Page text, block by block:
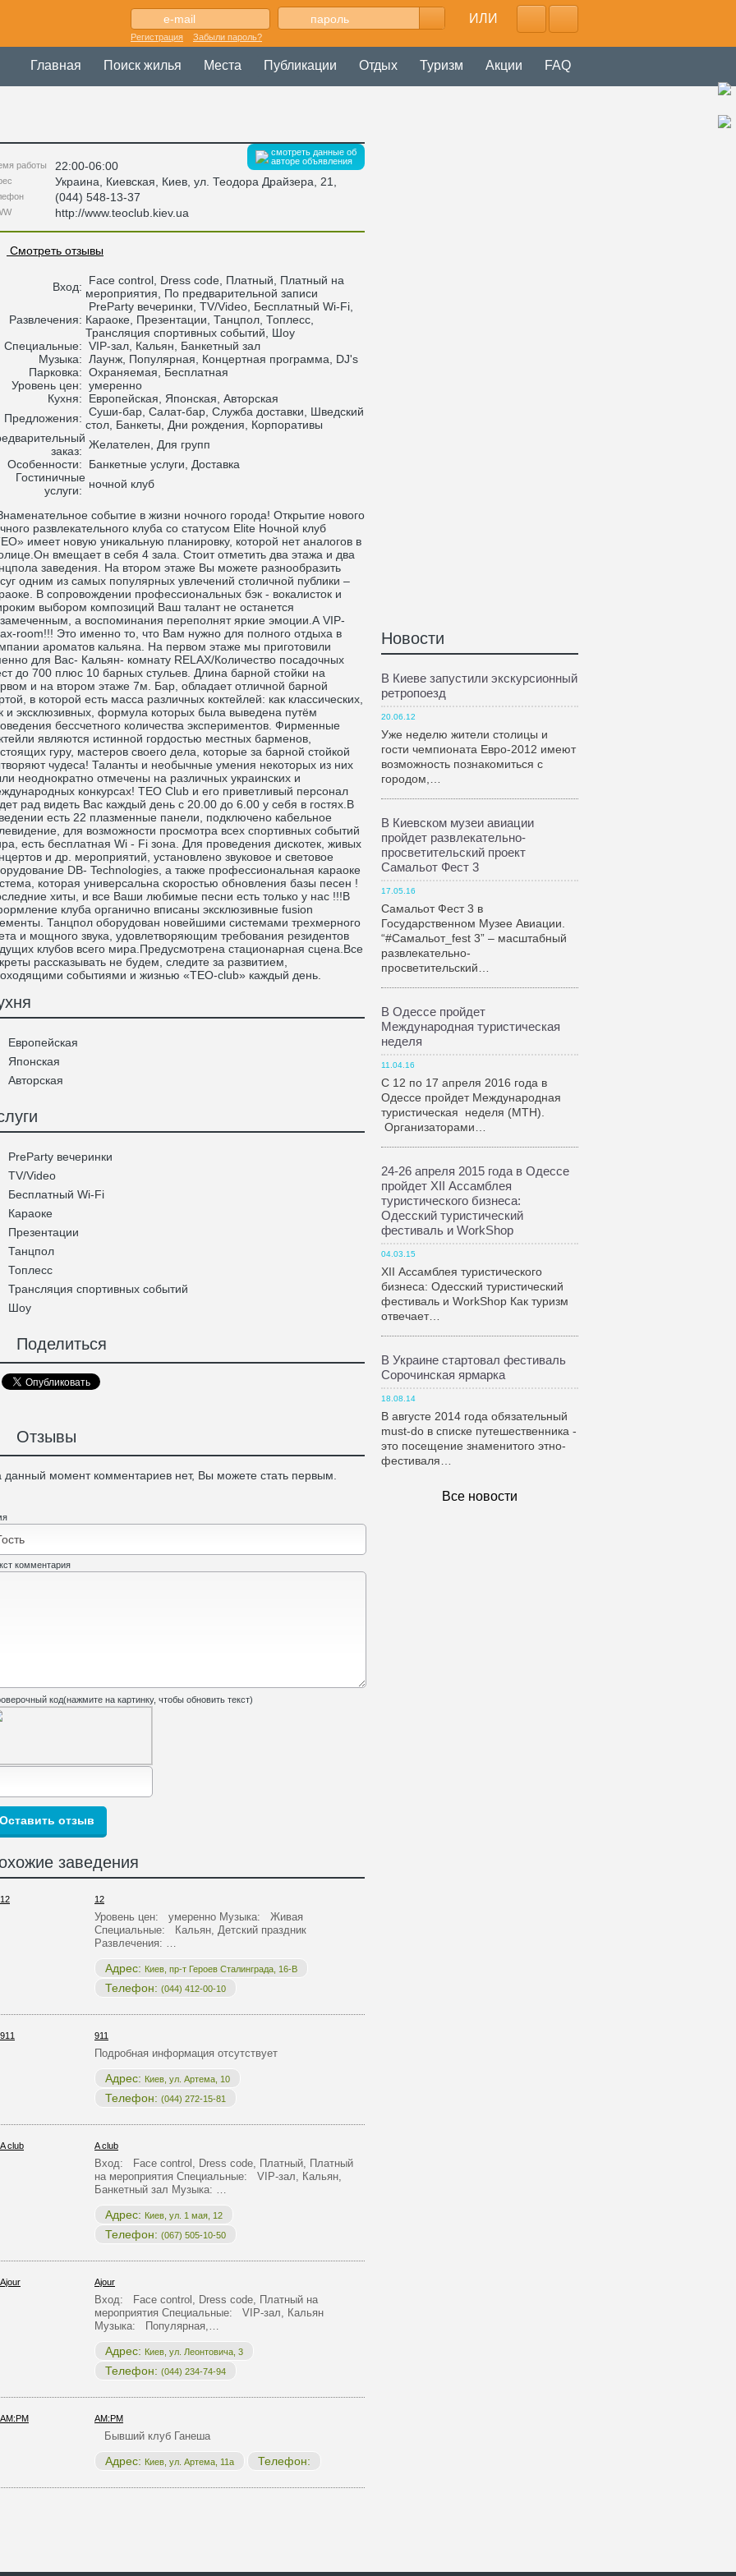
ИЛИ
Регистрация Забыли пароль?
Главная Поиск жилья Места Публикации Отдых Туризм Акции FAQ
смотреть данные об
авторе объявления
работы 22:00-06:00
Украина Киевская , Киев, ул. Теодора Драйзера, 21
(044) 548-13-37
http://www.teoclub.kiev.ua
Смотреть отзывы
Вход:
Face control, Dress code, Платный, Платный на
мероприятия, По предварительной записи
Развлечения:
PreParty вечеринки, TV/Video, Бесплатный Wi-Fi,
Караоке, Презентации, Танцпол, Топлесс,
Трансляция спортивных событий, Шоу
Специальные: VIP-зал, Кальян, Банкетный зал
Музыка:
Лаунж, Популярная, Концертная программа, DJ's
Парковка: Охраняемая, Бесплатная
Уровень цен: умеренно
Кухня:
Европейская, Японская, Авторская
Предложения: Суши-бар, Салат-бар, Служба доставки, Шведский
стол, Банкеты, Дни рождения, Корпоративы
заказ: Желателен, Для групп
Особенности:
Банкетные услуги, Доставка
Гостиничные
услуги:
ночной клуб
событие в жизни ночного города! Открытие нового
развлекательного клуба со статусом Elite Ночной клуб
имеет новую уникальную планировку, которой нет аналогов в
вмещает в себя 4 зала. Стоит отметить два этажа и два
заведения. На втором этаже Вы можете разнообразить
одним из самых популярных увлечений столичной публики –
В сопровождении профессиональных бэк - вокалисток и
выбором композиций Ваш талант не останется
а воспоминания переполнят яркие эмоции.А VIP-
room!!! Это именно то, что Вам нужно для полного отдыха в
ароматов кальяна. На первом этаже мы приготовили
для Вас- Кальян- комнату RELAX/Количество посадочных
до 700 плюс 10 барных стульев. Длина барной стойки на
и на втором этаже 7м. Бар, обладает отличной барной
в которой есть масса различных коктейлей: как классических,
и эксклюзивных, формула которых была выведена путём
бессчетного количества экспериментов. Фирменные
являются истинной гордостью местных барменов,
гуру, мастеров своего дела, которые за барной стойкой
чудеса! Таланты и необычные умения некоторых из них
неоднократно отмечены на различных украинских и
конкурсах! TEO Club и его приветливый персонал
рад видеть Вас каждый день с 20.00 до 6.00 у себя в гостях.В
есть 22 плазменные панели, подключено кабельное
для возможности просмотра всех спортивных событий
есть бесплатная Wi - Fi зона. Для проведения дискотек, живых
и др. мероприятий, установлено звуковое и световое
DB- Technologies, а также профессиональная караоке
которая универсальна скоростью обновления базы песен !
хиты, и все Ваши любимые песни есть только у нас !!!В
клуба органично вписаны эксклюзивные fusion
Танцпол оборудован новейшими системами трехмерного
и мощного звука, удовлетворяющим требования резидентов
клубов всего мира.Предусмотрена стационарная сцена.Все
рассказывать не будем, следите за развитием,
событиями и жизнью «TEO-club» каждый день.
Европейская
Японская
Авторская
PreParty вечеринки
TV/Video
Бесплатный Wi-Fi
Караоке
Презентации
Танцпол
Топлесс
Трансляция спортивных событий
Шоу
Поделиться
Отзывы
данный момент комментариев нет, Вы можете стать первым.
комментария
код(нажмите на картинку, чтобы обновить текст)
заведения
12
Уровень цен: умеренно Музыка: Живая
Специальные: Кальян, Детский праздник
Развлечения: …
Адрес: Киев, пр-т Героев Сталинграда, 16-В
Телефон: (044) 412-00-10
911
Подробная информация отсутствует
Адрес: Киев, ул. Артема, 10
Телефон: (044) 272-15-81
A club
Вход: Face control, Dress code, Платный, Платный
на мероприятия Специальные: VIP-зал, Кальян,
Банкетный зал Музыка: …
Адрес: Киев, ул. 1 мая, 12
Телефон: (067) 505-10-50
Ajour
Вход: Face control, Dress code, Платный на
мероприятия Специальные: VIP-зал, Кальян
Музыка: Популярная,…
Адрес: Киев, ул. Леонтовича, 3
Телефон: (044) 234-74-94
AM:PM
Бывший клуб Ганеша
Адрес: Киев, ул. Артема, 11а Телефон:
Новости
В Киеве запустили экскурсионный
ретропоезд
20.06.12
Уже неделю жители столицы и
гости чемпионата Евро-2012 имеют
возможность познакомиться с
городом,…
В Киевском музеи авиации
пройдет развлекательно-
просветительский проект
Самальот Фест 3
17.05.16
Самальот Фест 3 в
Государственном Музее Авиации.
“#Самальот_fest 3” – масштабный
развлекательно-
просветительский…
В Одессе пройдет
Международная туристическая
неделя
11.04.16
С 12 по 17 апреля 2016 года в
Одессе пройдет Международная
туристическая неделя (МТН).
Организаторами…
24-26 апреля 2015 года в Одессе
пройдет XII Ассамблея
туристического бизнеса:
Одесский туристический
фестиваль и WorkShop
04.03.15
XII Ассамблея туристического
бизнеса: Одесский туристический
фестиваль и WorkShop Как туризм
отвечает…
В Украине стартовал фестиваль
Сорочинская ярмарка
18.08.14
В августе 2014 года обязательный
must-do в списке путешественника -
это посещение знаменитого этно-
фестиваля…
Все новости